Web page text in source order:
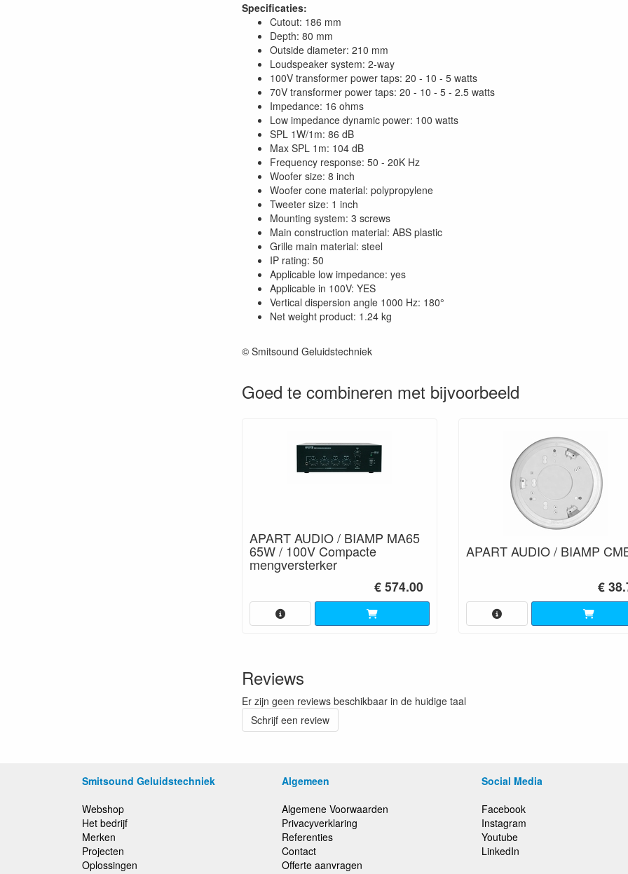
Specificaties:
Cutout: 186 mm
Depth: 80 mm
Outside diameter: 210 mm
Loudspeaker system: 2-way
100V transformer power taps: 20 - 10 - 5 watts
70V transformer power taps: 20 - 10 - 5 - 2.5 watts
Impedance: 16 ohms
Low impedance dynamic power: 100 watts
SPL 1W/1m: 86 dB
Max SPL 1m: 104 dB
Frequency response: 50 - 20K Hz
Woofer size: 8 inch
Woofer cone material: polypropylene
Tweeter size: 1 inch
Mounting system: 3 screws
Main construction material: ABS plastic
Grille main material: steel
IP rating: 50
Applicable low impedance: yes
Applicable in 100V: YES
Vertical dispersion angle 1000 Hz: 180°
Net weight product: 1.24 kg
© Smitsound Geluidstechniek
Goed te combineren met bijvoorbeeld
APART AUDIO / BIAMP MA65
65W / 100V Compacte
mengversterker
€ 574.00
APART AUDIO / BIAMP
€
Reviews
Er zijn geen reviews beschikbaar in de huidige taal
Schrijf een review
Smitsound Geluidstechniek
Webshop
Het bedrijf
Merken
Projecten
Oplossingen
Algemeen
Algemene Voorwaarden
Privacyverklaring
Referenties
Contact
Offerte aanvragen
Social Media
Facebook
Instagram
Youtube
LinkedIn